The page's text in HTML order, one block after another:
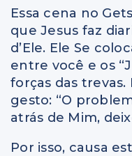
Essa cena no
que Jesus faz
d’Ele. Ele Se
entre você e os
forças das
gesto: “O
atrás de Mim,
Por isso, causa